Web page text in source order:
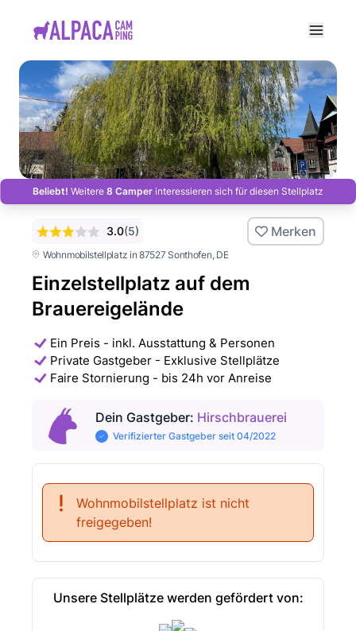
Beliebt! Weitere 8 Camper interessieren sich für diesen Stellplatz
Wohnmobilstellplatz in 87527 Sonthofen, DE
Einzelstellplatz auf dem
Brauereigelände
3.0(5) Merken
Ein Preis - inkl. Ausstattung & Personen
Private Gastgeber - Exklusive Stellplätze
Faire Stornierung - bis 24h vor Anreise
Dein Gastgeber: Hirschbrauerei
Verifizierter Gastgeber seit 04/2022
Wohnmobilstellplatz ist nicht
freigegeben!
Unsere Stellplätze werden gefördert von: